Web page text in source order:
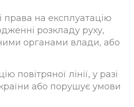
права на експлуатацію
розкладу руху,
органами влади, або
повітряної лінії, у разі
або порушує умови